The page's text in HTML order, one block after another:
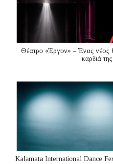
Θέατρο «Έργον» – Ένας νέος
καρδιά
Kalamata International Dance